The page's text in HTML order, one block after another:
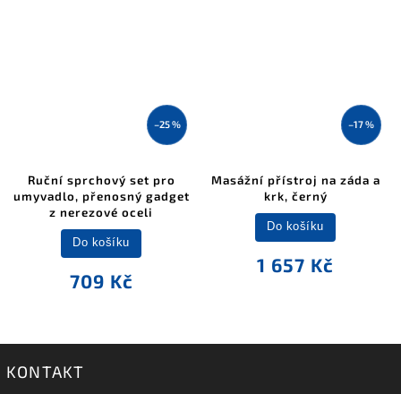
–25 %
Ruční sprchový set pro
umyvadlo, přenosný gadget
z nerezové oceli
709 Kč
Do košíku
–17 %
Masážní přístroj na záda a
krk, černý
1 657 Kč
Do košíku
KONTAKT